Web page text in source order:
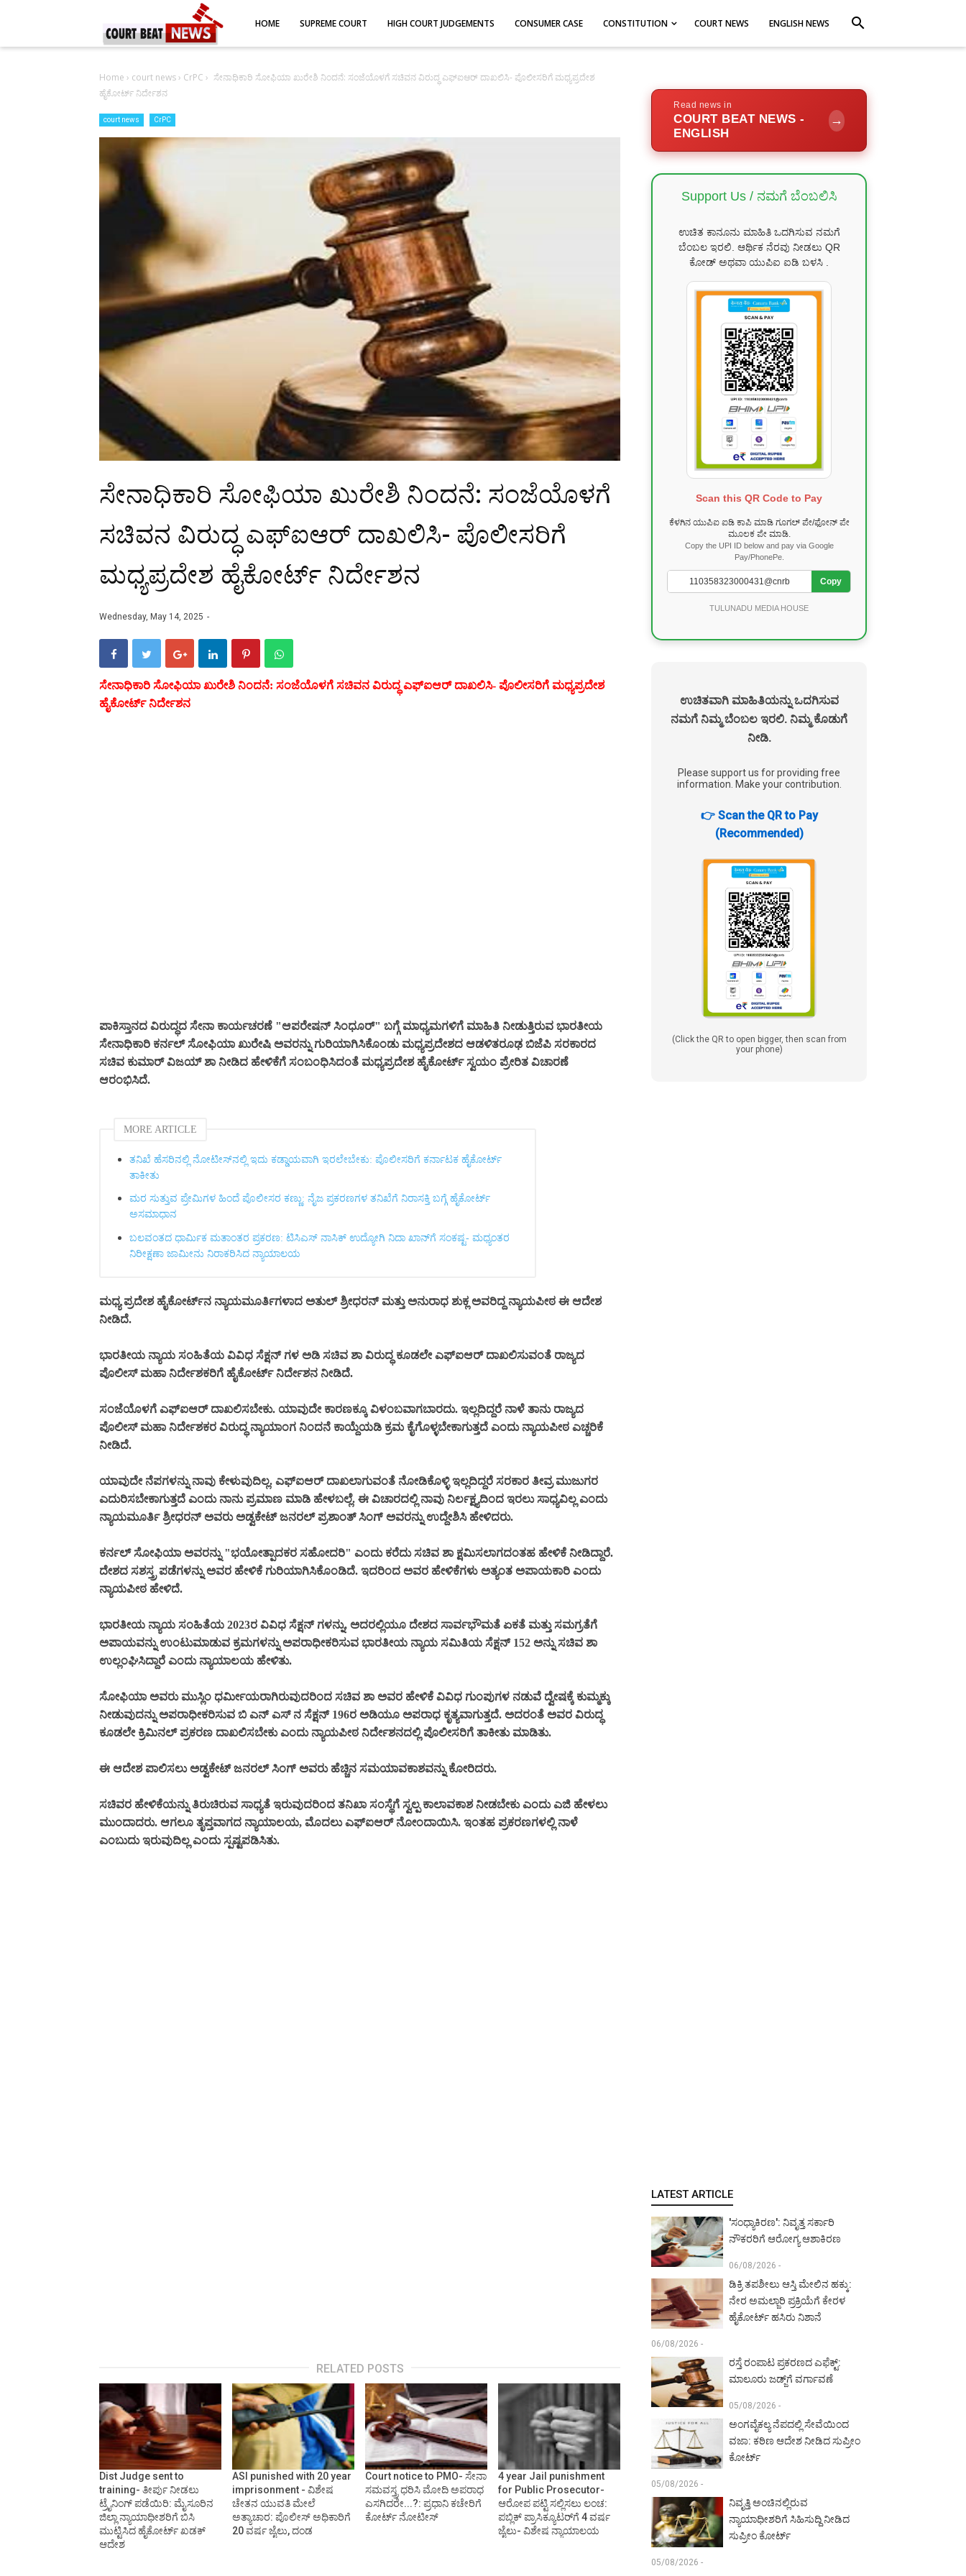
HOME SUPREME COURT HIGH COURT JUDGEMENTS CONSUMER CASE CONSTITUTION COURT NEWS ENGLISH NEWS search
Home › court news› CrPC › ಸೇನಾಧಿಕಾರಿ ಸೋಫಿಯಾ ಖುರೇಶಿ ನಿಂದನೆ: ಸಂಜೆಯೊಳಗೆ ಸಚಿವನ ವಿರುದ್ಧ ಎಫ್ಐಆರ್ ದಾಖಲಿಸಿ- ಪೊಲೀಸರಿಗೆ ಮಧ್ಯಪ್ರದೇಶ
ಹೈಕೋರ್ಟ್ ನಿರ್ದೇಶನ
court news CrPC
ಸೇನಾಧಿಕಾರಿ ಸೋಫಿಯಾ ಖುರೇಶಿ ನಿಂದನೆ: ಸಂಜೆಯೊಳಗೆ
ಸಚಿವನ ವಿರುದ್ಧ ಎಫ್ಐಆರ್ ದಾಖಲಿಸಿ- ಪೊಲೀಸರಿಗೆ
ಮಧ್ಯಪ್ರದೇಶ ಹೈಕೋರ್ಟ್ ನಿರ್ದೇಶನ
Wednesday, May 14, 2025
ಸೇನಾಧಿಕಾರಿ ಸೋಫಿಯಾ ಖುರೇಶಿ ನಿಂದನೆ: ಸಂಜೆಯೊಳಗೆ ಸಚಿವನ ವಿರುದ್ಧ ಎಫ್ಐಆರ್ ದಾಖಲಿಸಿ- ಪೊಲೀಸರಿಗೆ ಮಧ್ಯಪ್ರದೇಶ
ಹೈಕೋರ್ಟ್ ನಿರ್ದೇಶನ
ಪಾಕಿಸ್ತಾನದ ವಿರುದ್ಧದ ಸೇನಾ ಕಾರ್ಯಚರಣೆ "ಆಪರೇಷನ್ ಸಿಂಧೂರ್" ಬಗ್ಗೆ ಮಾಧ್ಯಮಗಳಿಗೆ ಮಾಹಿತಿ ನೀಡುತ್ತಿರುವ ಭಾರತೀಯ
ಸೇನಾಧಿಕಾರಿ ಕರ್ನಲ್ ಸೋಫಿಯಾ ಖುರೇಷಿ ಅವರನ್ನು ಗುರಿಯಾಗಿಸಿಕೊಂಡು ಮಧ್ಯಪ್ರದೇಶದ ಆಡಳಿತರೂಢ ಬಿಜೆಪಿ ಸರಕಾರದ
ಸಚಿವ ಕುಮಾರ್ ವಿಜಯ್ ‍ಶಾ ನೀಡಿದ ಹೇಳಿಕೆಗೆ ಸಂಬಂಧಿಸಿದಂತೆ ಮಧ್ಯಪ್ರದೇಶ ಹೈಕೋರ್ಟ್ ಸ್ವಯಂ ಪ್ರೇರಿತ ವಿಚಾರಣೆ
ಆರಂಭಿಸಿದೆ.
MORE ARTICLE
ತನಿಖೆ ಹೆಸರಿನಲ್ಲಿ ನೋಟೀಸ್‌ನಲ್ಲಿ ಇದು ಕಡ್ಡಾಯವಾಗಿ ಇರಲೇಬೇಕು: ಪೊಲೀಸರಿಗೆ ಕರ್ನಾಟಕ ಹೈಕೋರ್ಟ್
ತಾಕೀತು
ಮರ ಸುತ್ತುವ ಪ್ರೇಮಿಗಳ ಹಿಂದೆ ಪೊಲೀಸರ ಕಣ್ಣು: ನೈಜ ಪ್ರಕರಣಗಳ ತನಿಖೆಗೆ ನಿರಾಸಕ್ತಿ ಬಗ್ಗೆ ಹೈಕೋರ್ಟ್
ಅಸಮಾಧಾನ
ಬಲವಂತದ ಧಾರ್ಮಿಕ ಮತಾಂತರ ಪ್ರಕರಣ: ಟಿಸಿಎಸ್ ನಾಸಿಕ್ ಉದ್ಯೋಗಿ ನಿದಾ ಖಾನ್‌ಗೆ ಸಂಕಷ್ಟ- ಮಧ್ಯಂತರ
ನಿರೀಕ್ಷಣಾ ಜಾಮೀನು ನಿರಾಕರಿಸಿದ ನ್ಯಾಯಾಲಯ
ಮಧ್ಯ ಪ್ರದೇಶ ಹೈಕೋರ್ಟ್‌ನ ನ್ಯಾಯಮೂರ್ತಿಗಳಾದ ಅತುಲ್ ಶ್ರೀಧರನ್ ಮತ್ತು ಅನುರಾಧ ಶುಕ್ಲ ಅವರಿದ್ದ ನ್ಯಾಯಪೀಠ ಈ ಆದೇಶ
ನೀಡಿದೆ.
ಭಾರತೀಯ ನ್ಯಾಯ ಸಂಹಿತೆಯ ವಿವಿಧ ಸೆಕ್ಷನ್ ಗಳ ಅಡಿ ಸಚಿವ ಶಾ ವಿರುದ್ಧ ಕೂಡಲೇ ಎಫ್‌ಐಆರ್ ದಾಖಲಿಸುವಂತೆ ರಾಜ್ಯದ
ಪೊಲೀಸ್ ಮಹಾ ನಿರ್ದೇಶಕರಿಗೆ ಹೈಕೋರ್ಟ್ ನಿರ್ದೇಶನ ನೀಡಿದೆ.
ಸಂಜೆಯೊಳಗೆ ಎಫ್‌ಐಆರ್ ದಾಖಲಿಸಬೇಕು. ಯಾವುದೇ ಕಾರಣಕ್ಕೂ ವಿಳಂಬವಾಗಬಾರದು. ಇಲ್ಲದಿದ್ದರೆ ನಾಳೆ ತಾನು ರಾಜ್ಯದ
ಪೊಲೀಸ್ ಮಹಾ ನಿರ್ದೇಶಕರ ವಿರುದ್ಧ ನ್ಯಾಯಾಂಗ ನಿಂದನೆ ಕಾಯ್ದೆಯಡಿ ಕ್ರಮ ಕೈಗೊಳ್ಳಬೇಕಾಗುತ್ತದೆ ಎಂದು ನ್ಯಾಯಪೀಠ ಎಚ್ಚರಿಕೆ
ನೀಡಿದೆ.
ಯಾವುದೇ ನೆಪಗಳನ್ನು ನಾವು ಕೇಳುವುದಿಲ್ಲ. ಎಫ್‌ಐಆರ್ ದಾಖಲಾಗುವಂತೆ ನೋಡಿಕೊಳ್ಳಿ ಇಲ್ಲದಿದ್ದರೆ ಸರಕಾರ ತೀವ್ರ ಮುಜುಗರ
ಎದುರಿಸಬೇಕಾಗುತ್ತದೆ ಎಂದು ನಾನು ಪ್ರಮಾಣ ಮಾಡಿ ಹೇಳಬಲ್ಲೆ. ಈ ವಿಚಾರದಲ್ಲಿ ನಾವು ನಿರ್ಲಕ್ಷ್ಯದಿಂದ ಇರಲು ಸಾಧ್ಯವಿಲ್ಲ ಎಂದು
ನ್ಯಾಯಮೂರ್ತಿ ಶ್ರೀಧರನ್ ಅವರು ಅಡ್ವಕೇಟ್ ಜನರಲ್ ಪ್ರಶಾಂತ್ ಸಿಂಗ್ ಅವರನ್ನು ಉದ್ದೇಶಿಸಿ ಹೇಳಿದರು.
ಕರ್ನಲ್ ಸೋಫಿಯಾ ಅವರನ್ನು "ಭಯೋತ್ಪಾದಕರ ಸಹೋದರಿ" ಎಂದು ಕರೆದು ಸಚಿವ ಶಾ ಕ್ಷಮಿಸಲಾಗದಂತಹ ಹೇಳಿಕೆ ನೀಡಿದ್ದಾರೆ.
ದೇಶದ ಸಶಸ್ತ್ರ ಪಡೆಗಳನ್ನು ಅವರ ಹೇಳಿಕೆ ಗುರಿಯಾಗಿಸಿಕೊಂಡಿದೆ. ಇದರಿಂದ ಅವರ ಹೇಳಿಕೆಗಳು ಅತ್ಯಂತ ಅಪಾಯಕಾರಿ ಎಂದು
ನ್ಯಾಯಪೀಠ ಹೇಳಿದೆ.
ಭಾರತೀಯ ನ್ಯಾಯ ಸಂಹಿತೆಯ 2023ರ ವಿವಿಧ ಸೆಕ್ಷನ್ ಗಳನ್ನು, ಅದರಲ್ಲಿಯೂ ದೇಶದ ಸಾರ್ವಭೌಮತೆ ಏಕತೆ ಮತ್ತು ಸಮಗ್ರತೆಗೆ
ಅಪಾಯವನ್ನು ಉಂಟುಮಾಡುವ ಕ್ರಮಗಳನ್ನು ಅಪರಾಧೀಕರಿಸುವ ಭಾರತೀಯ ನ್ಯಾಯ ಸಮಿತಿಯ ಸೆಕ್ಷನ್ 152 ಅನ್ನು ಸಚಿವ ಶಾ
ಉಲ್ಲಂಘಿಸಿದ್ದಾರೆ ಎಂದು ನ್ಯಾಯಾಲಯ ಹೇಳಿತು.
ಸೋಫಿಯಾ ಅವರು ಮುಸ್ಲಿಂ ಧರ್ಮೀಯರಾಗಿರುವುದರಿಂದ ಸಚಿವ ಶಾ ಅವರ ಹೇಳಿಕೆ ವಿವಿಧ ಗುಂಪುಗಳ ನಡುವೆ ದ್ವೇಷಕ್ಕೆ ಕುಮ್ಮಕ್ಕು
ನೀಡುವುದನ್ನು ಅಪರಾಧೀಕರಿಸುವ ಬಿ ಎನ್‌ ಎಸ್ ನ ಸೆಕ್ಷನ್ 196ರ ಅಡಿಯೂ ಅಪರಾಧ ಕೃತ್ಯವಾಗುತ್ತದೆ. ಅದರಂತೆ ಅವರ ವಿರುದ್ಧ
ಕೂಡಲೇ ಕ್ರಿಮಿನಲ್ ಪ್ರಕರಣ ದಾಖಲಿಸಬೇಕು ಎಂದು ನ್ಯಾಯಪೀಠ ನಿರ್ದೇಶನದಲ್ಲಿ ಪೊಲೀಸರಿಗೆ ತಾಕೀತು ಮಾಡಿತು.
ಈ ಆದೇಶ ಪಾಲಿಸಲು ಅಡ್ವಕೇಟ್ ಜನರಲ್ ಸಿಂಗ್ ಅವರು ಹೆಚ್ಚಿನ ಸಮಯಾವಕಾಶವನ್ನು ಕೋರಿದರು.
ಸಚಿವರ ಹೇಳಿಕೆಯನ್ನು ತಿರುಚಿರುವ ಸಾಧ್ಯತೆ ಇರುವುದರಿಂದ ತನಿಖಾ ಸಂಸ್ಥೆಗೆ ಸ್ವಲ್ಪ ಕಾಲಾವಕಾಶ ನೀಡಬೇಕು ಎಂದು ಎಜಿ ಹೇಳಲು
ಮುಂದಾದರು. ಆಗಲೂ ತೃಪ್ತವಾಗದ ನ್ಯಾಯಾಲಯ, ಮೊದಲು ಎಫ್ಐಆರ್ ನೋಂದಾಯಿಸಿ. ಇಂತಹ ಪ್ರಕರಣಗಳಲ್ಲಿ ನಾಳೆ
ಎಂಬುದು ಇರುವುದಿಲ್ಲ ಎಂದು ಸ್ಪಷ್ಟಪಡಿಸಿತು.
RELATED POSTS
Dist Judge sent to
training- ತೀರ್ಪು ನೀಡಲು
ಟ್ರೈನಿಂಗ್ ಪಡೆಯಿರಿ: ಮೈಸೂರಿನ
ಜಿಲ್ಲಾ ನ್ಯಾಯಾಧೀಶರಿಗೆ ಬಿಸಿ
ಮುಟ್ಟಿಸಿದ ಹೈಕೋರ್ಟ್‌ ಖಡಕ್
ಆದೇಶ
ASI punished with 20 year
imprisonment - ವಿಶೇಷ
ಚೇತನ ಯುವತಿ ಮೇಲೆ
ಅತ್ಯಾಚಾರ: ಪೊಲೀಸ್ ಅಧಿಕಾರಿಗೆ
20 ವರ್ಷ ಜೈಲು, ದಂಡ
Court notice to PMO- ಸೇನಾ
ಸಮವಸ್ತ್ರ ಧರಿಸಿ ಮೋದಿ ಅಪರಾಧ
ಎಸಗಿದರೇ...?: ಪ್ರಧಾನಿ ಕಚೇರಿಗೆ
ಕೋರ್ಟ್ ನೋಟೀಸ್
4 year Jail punishment
for Public Prosecutor-
ಆರೋಪ ಪಟ್ಟಿ ಸಲ್ಲಿಸಲು ಲಂಚ:
ಪಬ್ಲಿಕ್ ಪ್ರಾಸಿಕ್ಯೂಟರ್‌ಗೆ 4 ವರ್ಷ
ಜೈಲು- ವಿಶೇಷ ನ್ಯಾಯಾಲಯ
Read news in
COURT BEAT NEWS -
ENGLISH
→
Support Us / ನಮಗೆ ಬೆಂಬಲಿಸಿ
ಉಚಿತ ಕಾನೂನು ಮಾಹಿತಿ ಒದಗಿಸುವ ನಮಗೆ
ಬೆಂಬಲ ಇರಲಿ. ಆರ್ಥಿಕ ನೆರವು ನೀಡಲು QR
ಕೋಡ್ ಅಥವಾ ಯುಪಿಐ ಐಡಿ ಬಳಸಿ .
Scan this QR Code to Pay
ಕೆಳಗಿನ ಯುಪಿಐ ಐಡಿ ಕಾಪಿ ಮಾಡಿ ಗೂಗಲ್ ಪೇ/ಫೋನ್ ಪೇ
ಮೂಲಕ ಪೇ ಮಾಡಿ.
Copy the UPI ID below and pay via Google
Pay/PhonePe.
Copy
TULUNADU MEDIA HOUSE
ಉಚಿತವಾಗಿ ಮಾಹಿತಿಯನ್ನು ಒದಗಿಸುವ
ನಮಗೆ ನಿಮ್ಮ ಬೆಂಬಲ ಇರಲಿ. ನಿಮ್ಮ ಕೊಡುಗೆ
ನೀಡಿ.
Please support us for providing free
information. Make your contribution.
👉 Scan the QR to Pay
(Recommended)
(Click the QR to open bigger, then scan from
your phone)
LATEST ARTICLE
'ಸಂಧ್ಯಾಕಿರಣ': ನಿವೃತ್ತ ಸರ್ಕಾರಿ
ನೌಕರರಿಗೆ ಆರೋಗ್ಯ ಆಶಾಕಿರಣ
06/08/2026 -
ಡಿಕ್ರಿ ತಪಶೀಲು ಆಸ್ತಿ ಮೇಲಿನ ಹಕ್ಕು:
ನೇರ ಅಮಲ್ಜಾರಿ ಪ್ರಕ್ರಿಯೆಗೆ ಕೇರಳ
ಹೈಕೋರ್ಟ್ ಹಸಿರು ನಿಶಾನೆ
06/08/2026 -
ರಸ್ತೆ ರಂಪಾಟ ಪ್ರಕರಣದ ಎಫೆಕ್ಟ್‌:
ಮಾಲೂರು ಜಡ್ಜ್‌ಗೆ ವರ್ಗಾವಣೆ
05/08/2026 -
ಅಂಗವೈಕಲ್ಯ ನೆಪದಲ್ಲಿ ಸೇವೆಯಿಂದ
ವಜಾ: ಕಠಿಣ ಆದೇಶ ನೀಡಿದ ಸುಪ್ರೀಂ
ಕೋರ್ಟ್‌
05/08/2026 -
ನಿವೃತ್ತಿ ಅಂಚಿನಲ್ಲಿರುವ
ನ್ಯಾಯಾಧೀಶರಿಗೆ ಸಿಹಿಸುದ್ದಿ ನೀಡಿದ
ಸುಪ್ರೀಂ ಕೋರ್ಟ್‌
05/08/2026 -